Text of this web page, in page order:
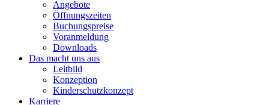
Angebote
Öffnungszeiten
Buchungspreise
Voranmeldung
Downloads
Das macht uns aus
Leitbild
Konzeption
Kinderschutzkonzept
Karriere